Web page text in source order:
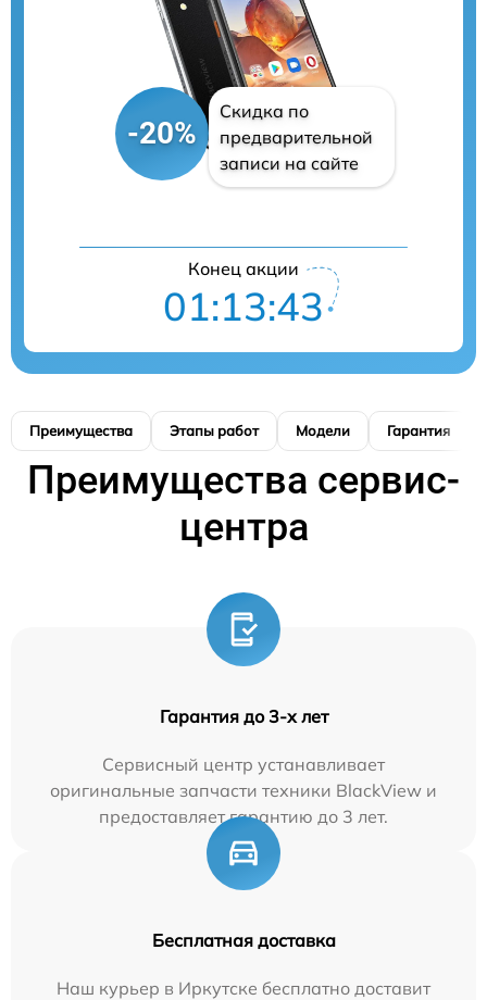
-20%
Скидка по
предварительной
записи на сайте
Конец акции
01:13:42
Преимущества Этапы работ Модели Гарантия
Преимущества сервис-
центра
Гарантия до 3-х лет
Сервисный центр устанавливает
оригинальные запчасти техники BlackView и
предоставляет гарантию до 3 лет.
Бесплатная доставка
Наш курьер в Иркутске бесплатно доставит